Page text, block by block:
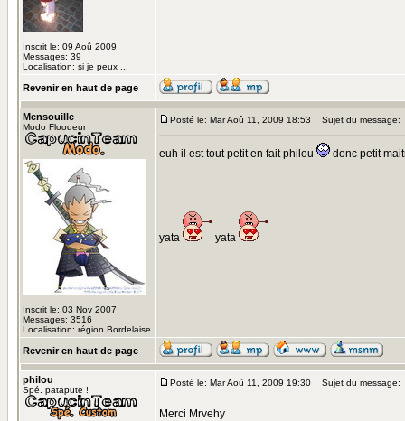
Inscrit le: 09 Aoû 2009
Messages: 39
Localisation: si je peux ...
Revenir en haut de page
Mensouille
Modo Floodeur
Inscrit le: 03 Nov 2007
Messages: 3516
Localisation: région Bordelaise
Posté le: Mar Aoû 11, 2009 18:53 Sujet du message:
euh il est tout petit en fait philou donc petit
yata yata
Revenir en haut de page
philou
Spé. patapute !
Posté le: Mar Aoû 11, 2009 19:30 Sujet du message:
Merci Mrvehy